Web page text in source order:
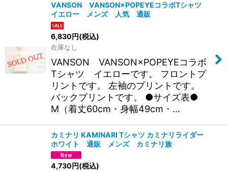
VANSON VANSON×POPEYEコラボTシャツ
イエロー メンズ 人気 通販
6,830円(税込)
在庫なし
VANSON VANSON×POPEYEコラボ
Tシャツ イエローです。 フロントプ
リントです。 左袖のプリントです。
バックプリントです。 ●サイズ表●
M（着丈60cm・身幅49cm・…
カミナリ KAMINARI Tシャツ カミナリライダー
ホワイト 通販 メンズ カミナリ族
4,730円(税込)